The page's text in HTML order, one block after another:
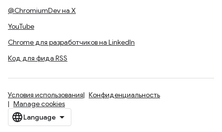
@ChromiumDev на X
YouTube
Chrome для разработчиков на LinkedIn
Код для фида RSS
Условия использования
Конфиденциальность
Manage cookies